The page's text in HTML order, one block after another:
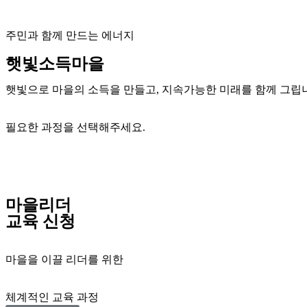
주민과 함께 만드는 에너지
햇빛소득마을
햇빛으로 마을의 소득을 만들고, 지속가능한 미래를 함께 그립
필요한 과정을 선택해주세요.
마을리더
교육 신청
마을을 이끌 리더를 위한
체계적인 교육 과정